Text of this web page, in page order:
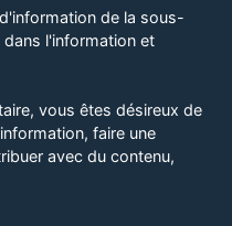
de la sous-
l'information et
vous êtes désireux de
faire une
avec du contenu,